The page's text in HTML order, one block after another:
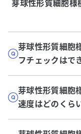
芽球性形質細胞様
芽球性形質細胞
フチェックはで
芽球性形質細胞
速度はどのくら